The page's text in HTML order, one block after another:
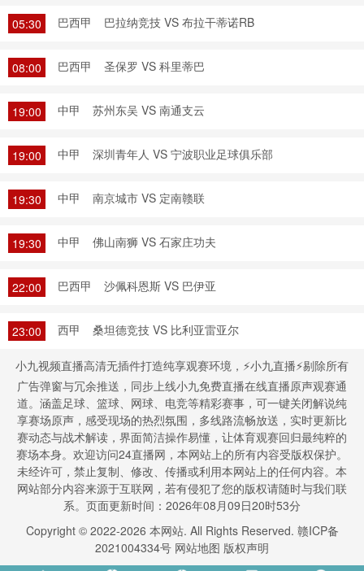
05:30 巴西甲 巴拉纳竞技 VS 布拉干蒂诺RB
08:00 巴西甲 圣保罗 VS 科里蒂巴
19:00 中甲 苏州东吴 VS 南通支云
19:00 中甲 深圳青年人 VS 宁波职业足球俱乐部
19:30 中甲 南京城市 VS 定南赣联
19:30 中甲 佛山南狮 VS 石家庄功夫
22:00 巴西甲 沙佩科恩斯 VS 巴伊亚
23:00 西甲 桑坦德竞技 VS 比利亚雷亚尔
小九视频直播高清无插件打造纯享观赛环境，⚡小九直播⚡剔除所有
广告弹窗与冗余推送，同步上线小九免费直播在线直播原声观赛通
道。涵盖足球、篮球、网球、电竞等精彩赛事，可一键关闭解说纯
享赛场原声，感受现场的热烈氛围，多线路流畅放送，实时更新比
赛动态与战术解读，界面简洁操作易懂，让体育观赛回归最纯粹的
赛场本身。欢迎访问24直播网，本网站上的所有内容受版权保护。
未经许可，禁止复制、修改、传播或利用本网站上的任何内容。本
网站部分内容来源于互联网，若有侵犯了您的版权请随时与我们联
系。页面更新时间：2026年08月09日20时53分
Copyright © 2022-2026 本网站. All Rights Reserved. 赣ICP备
2021004334号 网站地图 版权声明